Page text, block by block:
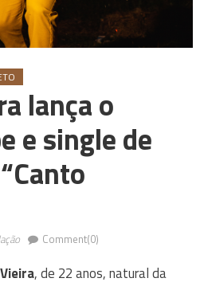
lança o
e single de
Comment(0)
, de 22 anos, natural da